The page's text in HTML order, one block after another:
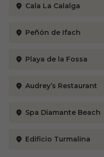
Cala La Calalga
Peñón de Ifach
Playa de la Fossa
Audrey’s Restaurant
Spa Diamante Beach
Edificio Turmalina